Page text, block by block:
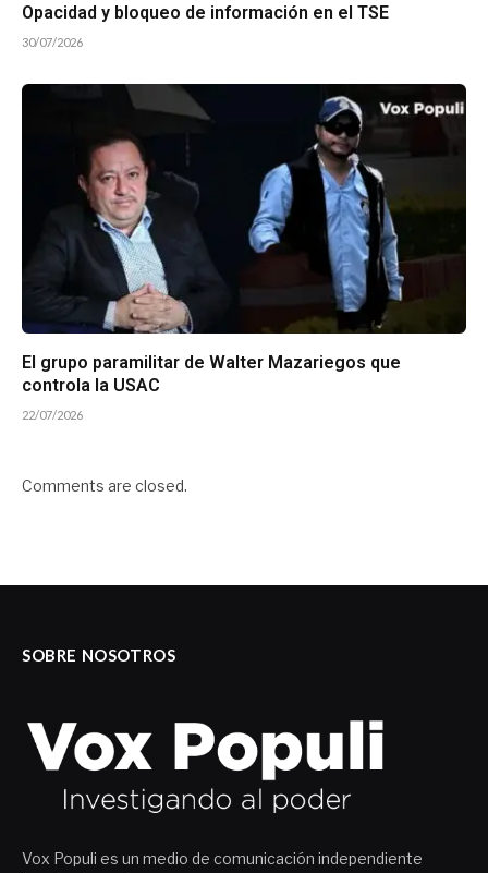
Opacidad y bloqueo de información en el TSE
30/07/2026
El grupo paramilitar de Walter Mazariegos que
controla la USAC
22/07/2026
Comments are closed.
SOBRE NOSOTROS
Vox Populi es un medio de comunicación independiente